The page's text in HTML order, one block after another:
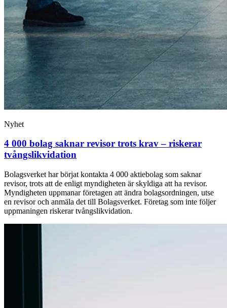
Nyhet
4 000 bolag saknar revisor trots krav – riskerar
tvångslikvidation
Bolagsverket har börjat kontakta 4 000 aktiebolag som saknar
revisor, trots att de enligt myndigheten är skyldiga att ha revisor.
Myndigheten uppmanar företagen att ändra bolagsordningen, utse
en revisor och anmäla det till Bolagsverket. Företag som inte följer
uppmaningen riskerar tvångslikvidation.